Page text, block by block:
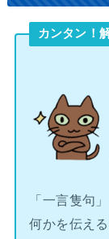
カンタン！
「一言隻句
何かを伝え